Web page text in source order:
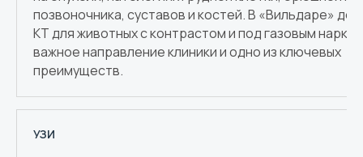
позвоночника, суставов и костей. В «Вильдаре»
КТ для животных с контрастом и под газовым
важное направление клиники и одно из ключевых
преимуществ.
УЗИ